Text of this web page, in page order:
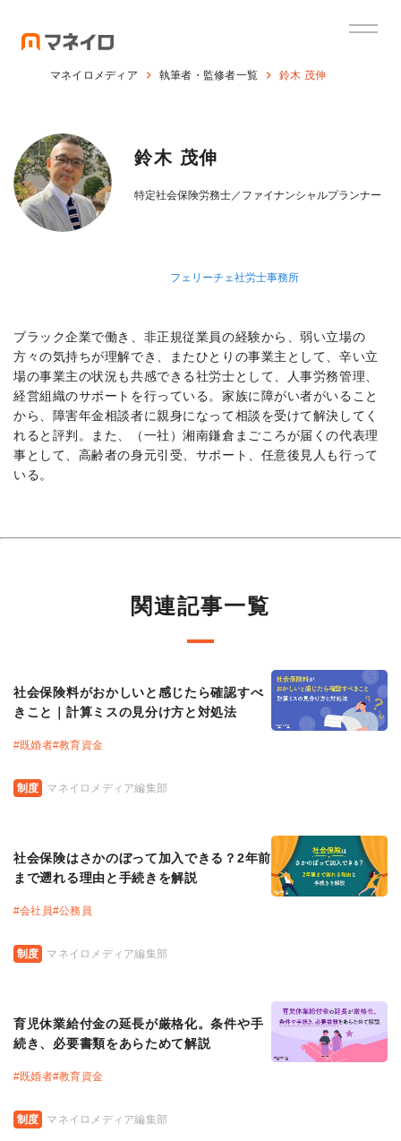
マネイロメディア 執筆者・監修者一覧 鈴木 茂伸
鈴木 茂伸
特定社会保険労務士／ファイナンシャルプランナー
ブラック企業で働き、非正規従業員の経験から、弱い立場の
方々の気持ちが理解でき、またひとりの事業主として、辛い立
場の事業主の状況も共感できる社労士として、人事労務管理、
経営組織のサポートを行っている。家族に障がい者がいること
から、障害年金相談者に親身になって相談を受けて解決してく
れると評判。また、（一社）湘南鎌倉まごころが届くの代表理
事として、高齢者の身元引受、サポート、任意後見人も行って
いる。
フェリーチェ社労士事務所
関連記事一覧
制度 マネイロメディア編集部
社会保険料がおかしいと感じたら確認すべ
きこと｜計算ミスの見分け方と対処法
#既婚者#教育資金
制度 マネイロメディア編集部
社会保険はさかのぼって加入できる？2年前
まで遡れる理由と手続きを解説
#会社員#公務員
制度 マネイロメディア編集部
育児休業給付金の延長が厳格化。条件や手
続き、必要書類をあらためて解説
#既婚者#教育資金